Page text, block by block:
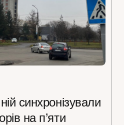
синхронізували
на п’яти